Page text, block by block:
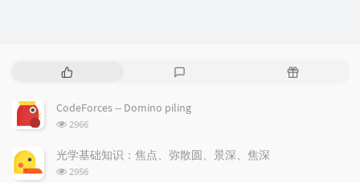
P
p
u
a
r
e
t
R
CodeForces -- Domino piling
浏
次
数:
2966
光学基础知识：焦点、弥散圆、景深、焦深
浏
2956